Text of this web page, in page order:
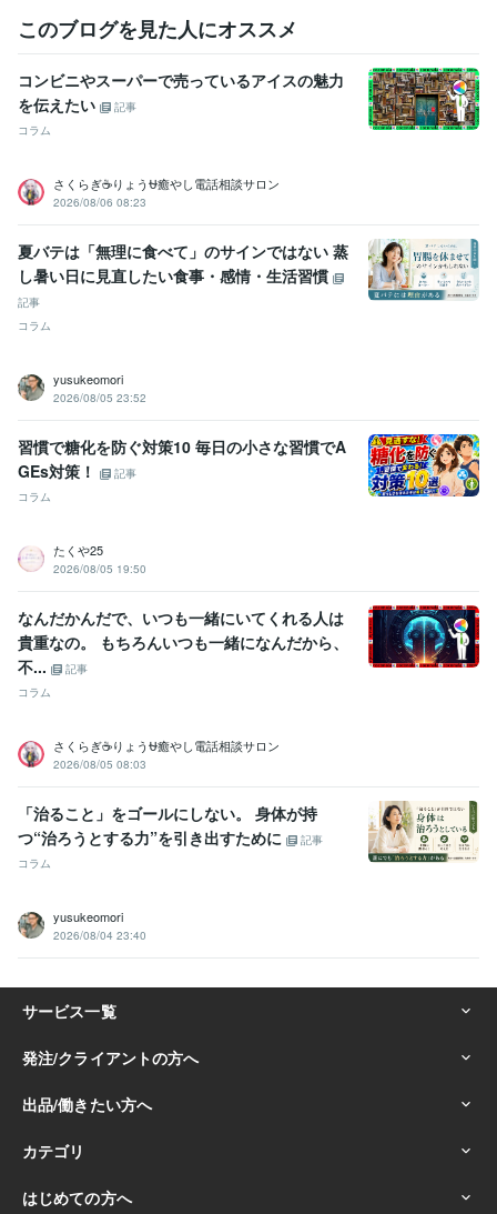
受賞歴
「ココナラで相談サービスを成功させる出品ワークブック」 Ki
ndle オークション・eコマースランキング１位 Kindle 小規模ビジネ
スに関する電子書籍ランキング１位
ホームヘルパー2級養成研修修了 取得年 : 2002年
社会福祉士 取得年 : 2006年
精神保健福祉士 取得年 : 2012年
ストレスチェック実施者養成研修修了 取得年 : 2016年
普通自動車運転免許 取得年 : 2000年
シータヒーリング®DNA基礎 取得年 : 2023年
シータヒーリング®DNA応用
ホームヘルパー2級
精神保健福祉士
普通自動車第一種運転免許
その他ツール
ソーシャルワーク:21年 うつ経験:13年ココナラ出品:5年音声配信:3年
ギター弾き語り 永遠の初心者:27年
シータヒーリング®︎:1年
悩み相談・カウンセリング
断 考え方のクセ診断
技能法 元気回復行動プラン(WRAP) シータヒーリング®
うつ 悩み相談 福祉 家族 人間関係 心の病 夫婦
仕事
認知行動療法
シータヒーリング
ビジネス代行・事務代行 ココナラ出品のコンサル・コーチング シー
タヒーリング®
ココナラ
学歴
武蔵大学 1997年3月 ~ 2001年2月
このブログを見た人にオススメ
コンビニやスーパーで売っているアイスの魅力
を伝えたい
記事
コラム
さくらぎ☕りょう⛎癒やし電話相談サロン
2026/08/06 08:23
夏バテは「無理に食べて」のサインではない 蒸
し暑い日に見直したい食事・感情・生活習慣
記事
コラム
yusukeomori
2026/08/05 23:52
習慣で糖化を防ぐ対策10 毎日の小さな習慣でA
GEs対策！
記事
コラム
たくや25
2026/08/05 19:50
なんだかんだで、いつも一緒にいてくれる人は
貴重なの。 もちろんいつも一緒になんだから、
不...
記事
コラム
さくらぎ☕りょう⛎癒やし電話相談サロン
2026/08/05 08:03
「治ること」をゴールにしない。 身体が持
つ“治ろうとする力”を引き出すために
記事
コラム
yusukeomori
2026/08/04 23:40